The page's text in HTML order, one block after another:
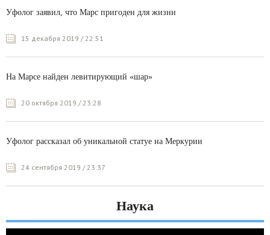
Уфолог заявил, что Марс пригоден для жизни
15 декабря 2019 / 22:51
На Марсе найден левитирующий «шар»
20 октября 2019 / 23:28
Уфолог рассказал об уникальной статуе на Меркурии
24 сентября 2019 / 23:37
Наука